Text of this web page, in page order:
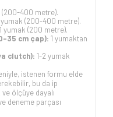
(200-400 metre).
yumak (200-400 metre).
1 yumak (200 metre).
35 cm çap): 1 yumaktan
clutch): 1-2 yumak
istenen formu elde
bu da ip
ölçüye dayalı
deneme parçası